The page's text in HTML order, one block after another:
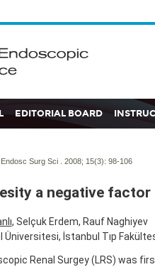
EDITORIAL BOARD
Surg Sci . 2008; 15(3): 98-106
a negative
, Selçuk Erdem, Rauf Naghiyev
Üniversitesi, İstanbul Tıp
Renal Surgey (LRS) was